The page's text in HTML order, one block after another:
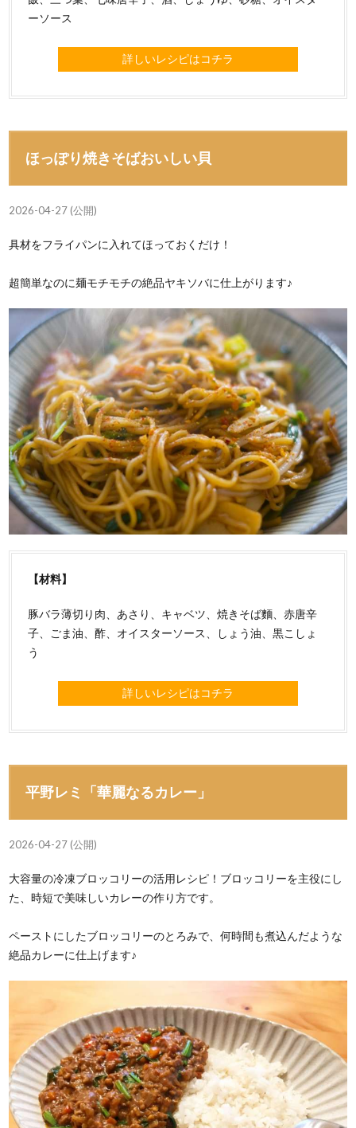
ーソース
詳しいレシピはコチラ
ほっぽり焼きそばおいしい貝
2026-04-27 (公開)
具材をフライパンに入れてほっておくだけ！
超簡単なのに麺モチモチの絶品ヤキソバに仕上がります♪
【材料】
豚バラ薄切り肉、あさり、キャベツ、焼きそば麵、赤唐辛
子、ごま油、酢、オイスターソース、しょう油、黒こしょ
う
詳しいレシピはコチラ
平野レミ「華麗なるカレー」
2026-04-27 (公開)
大容量の冷凍ブロッコリーの活用レシピ！ブロッコリーを主役にし
た、時短で美味しいカレーの作り方です。
ペーストにしたブロッコリーのとろみで、何時間も煮込んだような
絶品カレーに仕上げます♪